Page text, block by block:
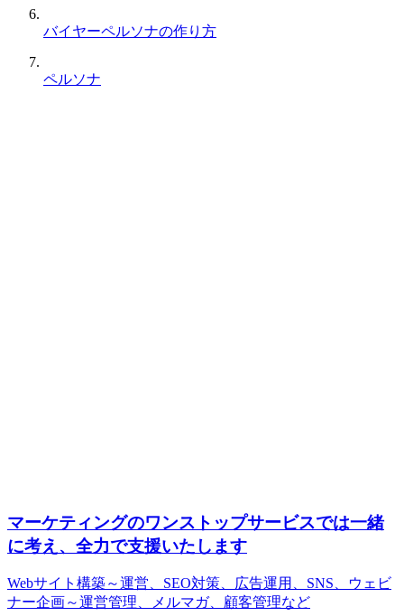
バイヤーペルソナの作り方
ペルソナ
マーケティングのワンストップサービスでは一緒
に考え、全力で支援いたします
Webサイト構築～運営、SEO対策、広告運用、SNS、ウェビ
ナー企画～運営管理、メルマガ、顧客管理など